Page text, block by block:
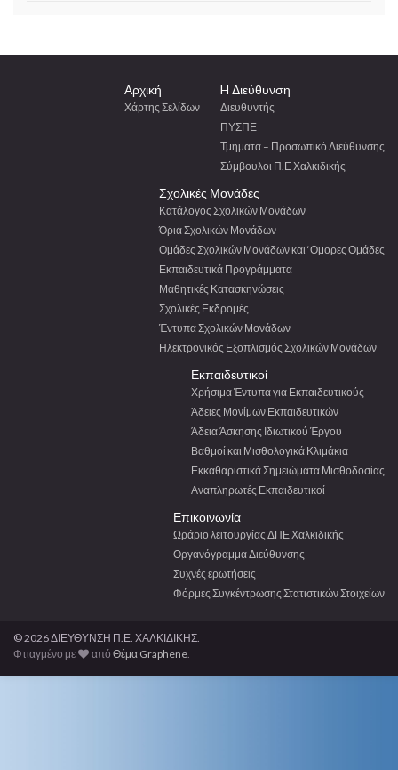
Αρχική
Χάρτης Σελίδων
H Διεύθυνση
Διευθυντής
ΠΥΣΠΕ
Τμήματα – Προσωπικό Διεύθυνσης
Σύμβουλοι Π.Ε Χαλκιδικής
Σχολικές Μονάδες
Κατάλογος Σχολικών Μονάδων
Όρια Σχολικών Μονάδων
Ομάδες Σχολικών Μονάδων και ‘Ομορες Ομάδες
Εκπαιδευτικά Προγράμματα
Μαθητικές Κατασκηνώσεις
Σχολικές Εκδρομές
Έντυπα Σχολικών Μονάδων
Ηλεκτρονικός Εξοπλισμός Σχολικών Μονάδων
Εκπαιδευτικοί
Χρήσιμα Έντυπα για Εκπαιδευτικούς
Άδειες Μονίμων Εκπαιδευτικών
Άδεια Άσκησης Ιδιωτικού Έργου
Βαθμοί και Μισθολογικά Κλιμάκια
Εκκαθαριστικά Σημειώματα Μισθοδοσίας
Αναπληρωτές Εκπαιδευτικοί
Επικοινωνία
Ωράριο λειτουργίας ΔΠΕ Χαλκιδικής
Οργανόγραμμα Διεύθυνσης
Συχνές ερωτήσεις
Φόρμες Συγκέντρωσης Στατιστικών Στοιχείων
© 2026 ΔΙΕΥΘΥΝΣΗ Π.Ε. ΧΑΛΚΙΔΙΚΗΣ.
Φτιαγμένο με
απόΘέμα Graphene